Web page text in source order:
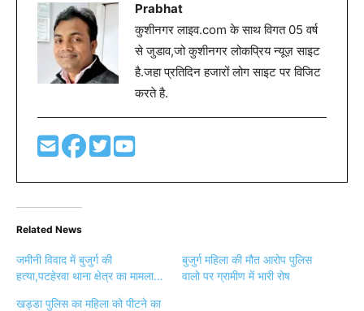
Prabhat
कुशीनगर लाइव.com के साथ विगत 05 वर्ष
से जुडाव,जो कुशीनगर लोकप्रिय न्यूज़ साइट
है.जहा प्रतिदिन हजारों लोग साइट पर विजिट
करते है.
Related News
जमीनी विवाद में बुजुर्ग की
हत्या,पटहेरवा थाना क्षेत्र का मामला…
बुजुर्ग महिला की मौत आरोप पुलिस
वालो पर ग्रामीण में भारी रोष
खड्डा पुलिस का महिला को पीटने का